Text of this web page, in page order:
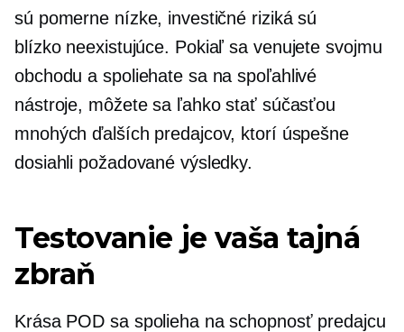
sú pomerne nízke, investičné riziká sú
blízko neexistujúce. Pokiaľ sa venujete svojmu
obchodu a spoliehate sa na spoľahlivé
nástroje, môžete sa ľahko stať súčasťou
mnohých ďalších predajcov, ktorí úspešne
dosiahli požadované výsledky.
Testovanie je vaša tajná
zbraň
Krása POD sa spolieha na schopnosť predajcu